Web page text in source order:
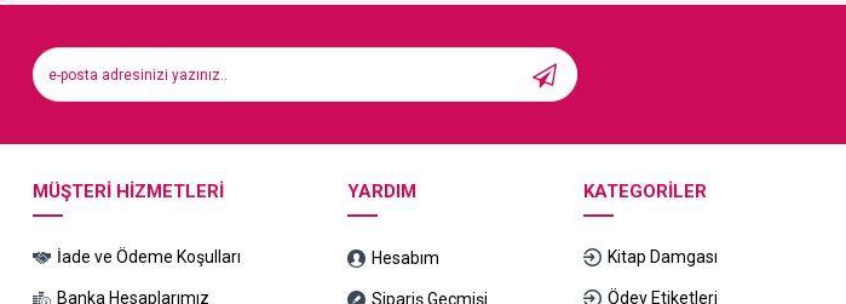
MÜŞTERI HIZMETLERI
İade ve Ödeme Koşulları
Banka Hesaplarımız
YARDIM
Hesabım
Sipariş Geçmişi
KATEGORILER
Kitap Damgası
Ödev Etiketleri